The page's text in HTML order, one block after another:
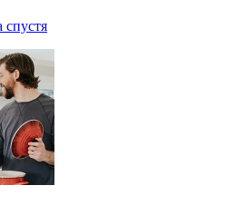
спустя